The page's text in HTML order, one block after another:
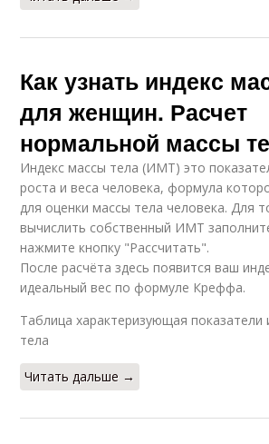
Как узнать индекс
для женщин. Расчет
нормальной массы
Индекс массы тела (ИМТ) это
роста и веса человека, формула
для оценки массы тела человека. Для
вычислить собственный ИМТ
нажмите кнопку "Рассчитать".
После расчёта здесь появится ваш
идеальный вес по формуле Креффа.
Таблица характеризующая показатели
тела
Читать дальше →